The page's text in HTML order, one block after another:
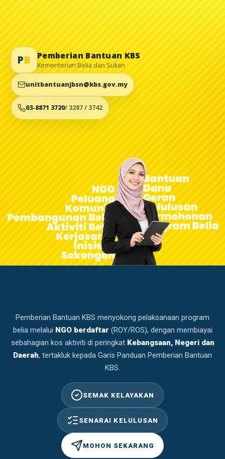
PB Pemberian Bantuan KBS
Kementerian Belia dan Sukan
unitbantuanjbsn@kbs.gov.my
03-8871 3720/ 3287 / 3742
Pemberian Bantuan KBS menyokong pelaksanaan program
belia melalui NGO berdaftar (ROY/ROS), dengan membiayai
sebahagian kos aktiviti di peringkat Kebangsaan, Negeri dan
Daerah, tertakluk kepada Garis Panduan Pemberian Bantuan
KBS.
SEMAK KELAYAKAN
SENARAI KELULUSAN
MOHON SEKARANG